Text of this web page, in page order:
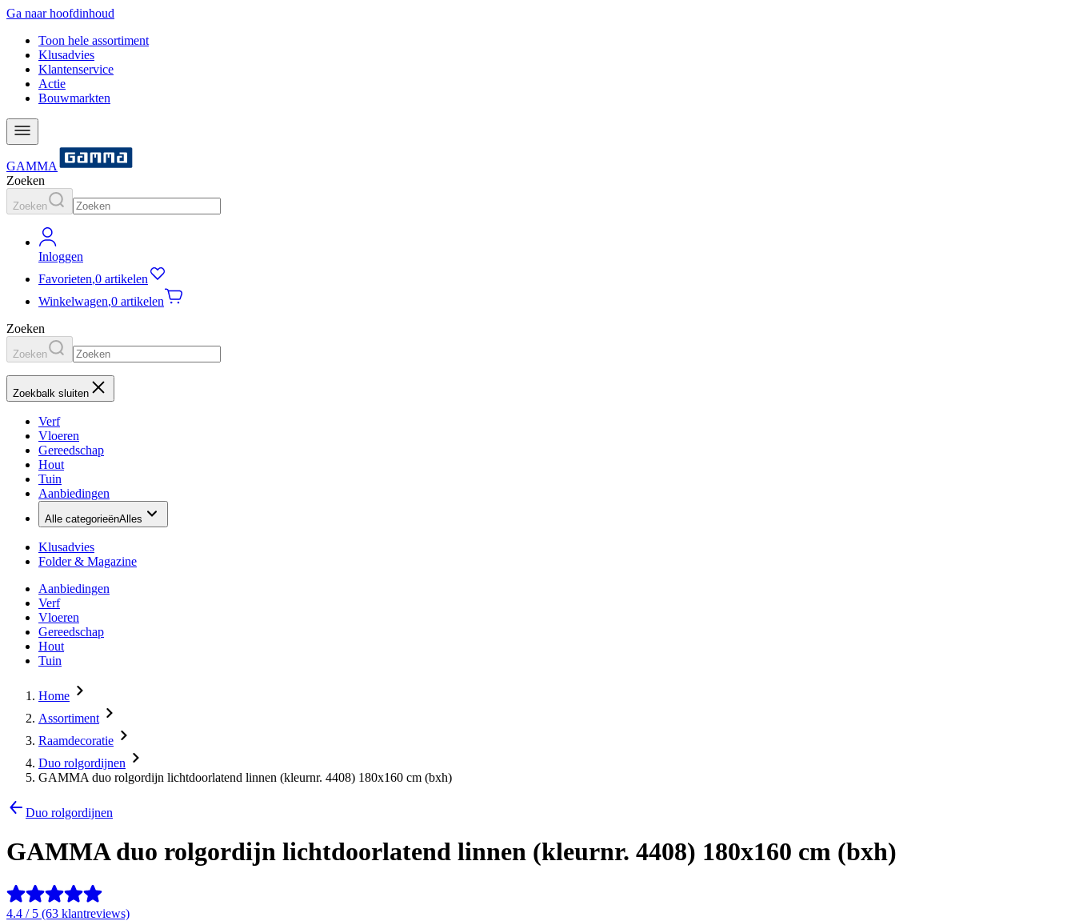
Ga naar hoofdinhoud
Toon hele assortiment
Klusadvies
Klantenservice
Actie
Bouwmarkten
GAMMA
Zoeken
Zoeken
Inloggen
Favorieten,0 artikelen
Winkelwagen,0 artikelen
Zoeken
Zoeken
Zoekbalk sluiten
Verf
Vloeren
Gereedschap
Hout
Tuin
Aanbiedingen
Alle categorieënAlles
Klusadvies
Folder & Magazine
Aanbiedingen
Verf
Vloeren
Gereedschap
Hout
Tuin
Home
Assortiment
Raamdecoratie
Duo rolgordijnen
GAMMA duo rolgordijn lichtdoorlatend linnen (kleurnr. 4408) 180x160 cm (bxh)
Duo rolgordijnen
GAMMA duo rolgordijn lichtdoorlatend linnen (kleurnr. 4408) 180x160 cm (bxh)
4.4 / 5 (63 klantreviews)